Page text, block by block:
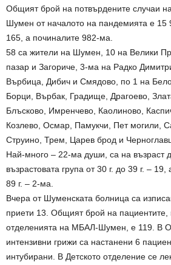
Общият брой на потвърдените случаи
Шумен от началото на пандемията е 15
165, а починалите 982-ма.
58 са жители на Шумен, 10 на Велики
пазар и Загориче, 3-ма на Радко
Върбица, Дибич и Смядово, по 1 на
Борци, Върбак, Градище, Драгоево,
Блъсково, Имренчево, Каолиново,
Козлево, Осмар, Памукчи, Пет могили,
Струино, Трем, Царев брод и
Най-много – 22-ма души, са на възраст
възрастовата група от 30 г. до 39 г. –
89 г. – 2-ма.
Вчера от Шуменската болница са
приети 13. Общият брой на пациентите,
отделенията на МБАЛ-Шумен, е 119. В
интензивни грижи са настанени 6
интубирани. В Детското отделение се